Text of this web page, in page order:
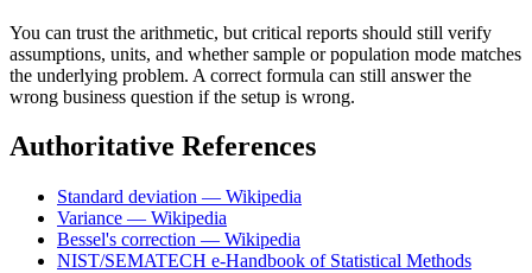
You can trust the arithmetic, but critical reports should still verify
assumptions, units, and whether sample or population mode matches
the underlying problem. A correct formula can still answer the
wrong business question if the setup is wrong.
Authoritative References
Standard deviation — Wikipedia
Variance — Wikipedia
Bessel's correction — Wikipedia
NIST/SEMATECH e-Handbook of Statistical Methods